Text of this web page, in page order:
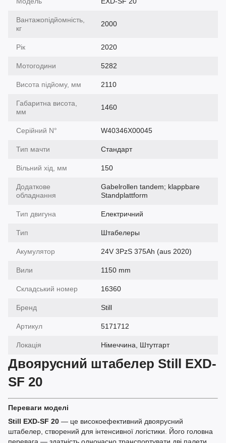
Вантажопідйомність,
кг
2000
Рік 2020
Мотогодини 5282
Висота підйому, мм 2110
Габаритна висота,
мм
1460
Серійний N° W40346X00045
Тип мачти Cтандарт
Вільний хід, мм 150
Додаткове
обладнання
Gabelrollen tandem; klappbare
Standplattform
Тип двигуна Електричний
Тип Штабелеры
Акумулятор 24V 3PzS 375Ah (aus 2020)
Вили 1150 mm
Складський номер 16360
Бренд Still
Артикул 5171712
Локація Німеччина, Штутгарт
Двоярусний штабелер Still EXD-
SF 20
Переваги моделі
Still EXD-SF 20 — це високоефективний двоярусний
штабелер, створений для інтенсивної логістики. Його головна